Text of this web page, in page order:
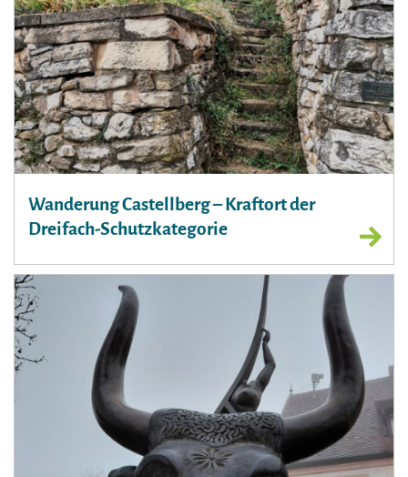
Wanderung Castellberg – Kraftort der
Dreifach-Schutzkategorie